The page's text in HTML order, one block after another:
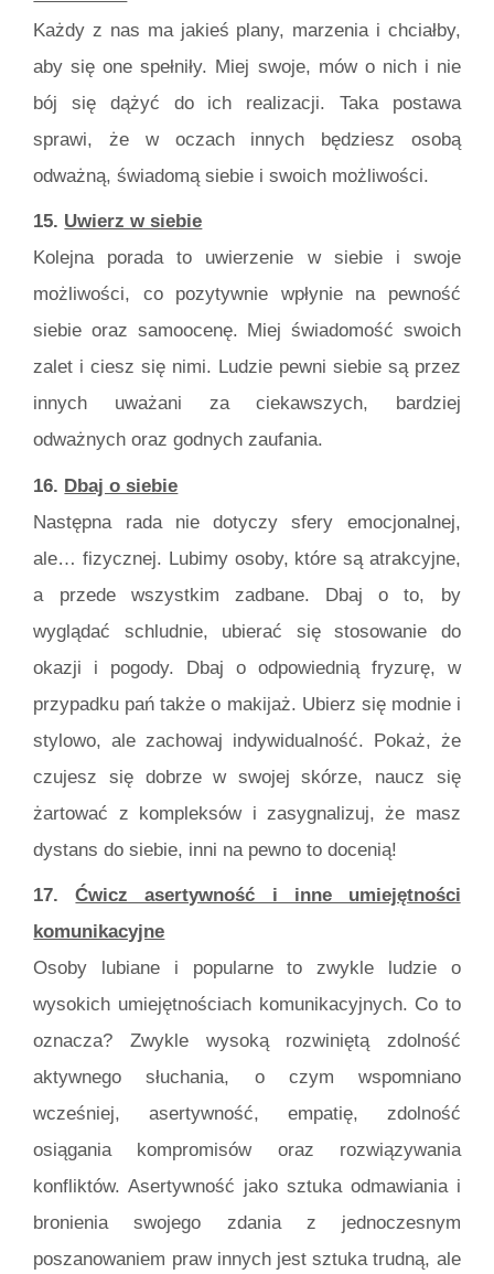
Każdy z nas ma jakieś plany, marzenia i chciałby,
aby się one spełniły. Miej swoje, mów o nich i nie
bój się dążyć do ich realizacji. Taka postawa
sprawi, że w oczach innych będziesz osobą
odważną, świadomą siebie i swoich możliwości.
15. Uwierz w siebie
Kolejna porada to uwierzenie w siebie i swoje
możliwości, co pozytywnie wpłynie na pewność
siebie oraz samoocenę. Miej świadomość swoich
zalet i ciesz się nimi. Ludzie pewni siebie są przez
innych uważani za ciekawszych, bardziej
odważnych oraz godnych zaufania.
16. Dbaj o siebie
Następna rada nie dotyczy sfery emocjonalnej,
ale… fizycznej. Lubimy osoby, które są atrakcyjne,
a przede wszystkim zadbane. Dbaj o to, by
wyglądać schludnie, ubierać się stosowanie do
okazji i pogody. Dbaj o odpowiednią fryzurę, w
przypadku pań także o makijaż. Ubierz się modnie i
stylowo, ale zachowaj indywidualność. Pokaż, że
czujesz się dobrze w swojej skórze, naucz się
żartować z kompleksów i zasygnalizuj, że masz
dystans do siebie, inni na pewno to docenią!
17.Ćwicz asertywność i inne umiejętności
komunikacyjne
Osoby lubiane i popularne to zwykle ludzie o
wysokich umiejętnościach komunikacyjnych. Co to
oznacza? Zwykle wysoką rozwiniętą zdolność
aktywnego słuchania, o czym wspomniano
wcześniej, asertywność, empatię, zdolność
osiągania kompromisów oraz rozwiązywania
konfliktów. Asertywność jako sztuka odmawiania i
bronienia swojego zdania z jednoczesnym
poszanowaniem praw innych jest sztuka trudną, ale